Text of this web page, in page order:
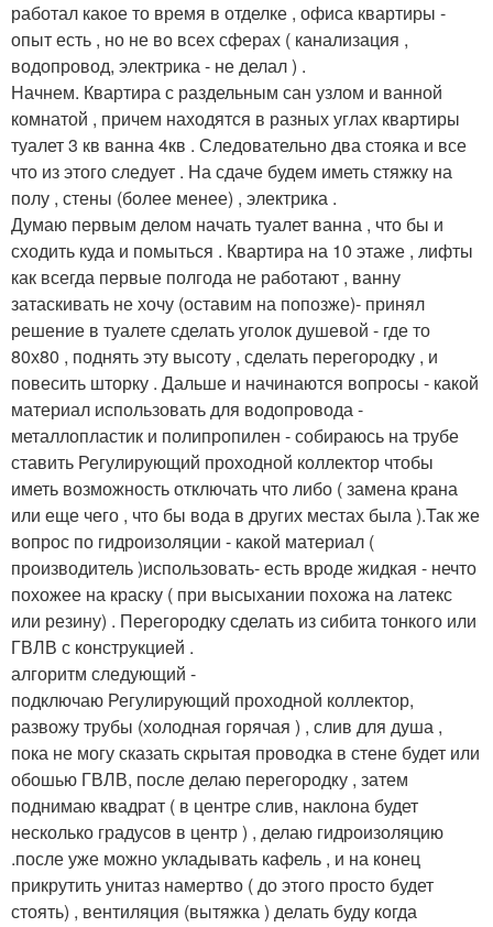
работал какое то время в отделке , офиса квартиры -
опыт есть , но не во всех сферах ( канализация ,
водопровод, электрика - не делал ) .
Начнем. Квартира с раздельным сан узлом и ванной
комнатой , причем находятся в разных углах квартиры
туалет 3 кв ванна 4кв . Следовательно два стояка и все
что из этого следует . На сдаче будем иметь стяжку на
полу , стены (более менее) , электрика .
Думаю первым делом начать туалет ванна , что бы и
сходить куда и помыться . Квартира на 10 этаже , лифты
как всегда первые полгода не работают , ванну
затаскивать не хочу (оставим на попозже)- принял
решение в туалете сделать уголок душевой - где то
80х80 , поднять эту высоту , сделать перегородку , и
повесить шторку . Дальше и начинаются вопросы - какой
материал использовать для водопровода -
металлопластик и полипропилен - собираюсь на трубе
ставить Регулирующий проходной коллектор чтобы
иметь возможность отключать что либо ( замена крана
или еще чего , что бы вода в других местах была ).Так же
вопрос по гидроизоляции - какой материал (
производитель )использовать- есть вроде жидкая - нечто
похожее на краску ( при высыхании похожа на латекс
или резину) . Перегородку сделать из сибита тонкого или
ГВЛВ с конструкцией .
алгоритм следующий -
подключаю Регулирующий проходной коллектор,
развожу трубы (холодная горячая ) , слив для душа ,
пока не могу сказать скрытая проводка в стене будет или
обошью ГВЛВ, после делаю перегородку , затем
поднимаю квадрат ( в центре слив, наклона будет
несколько градусов в центр ) , делаю гидроизоляцию
.после уже можно укладывать кафель , и на конец
прикрутить унитаз намертво ( до этого просто будет
стоять) , вентиляция (вытяжка ) делать буду когда